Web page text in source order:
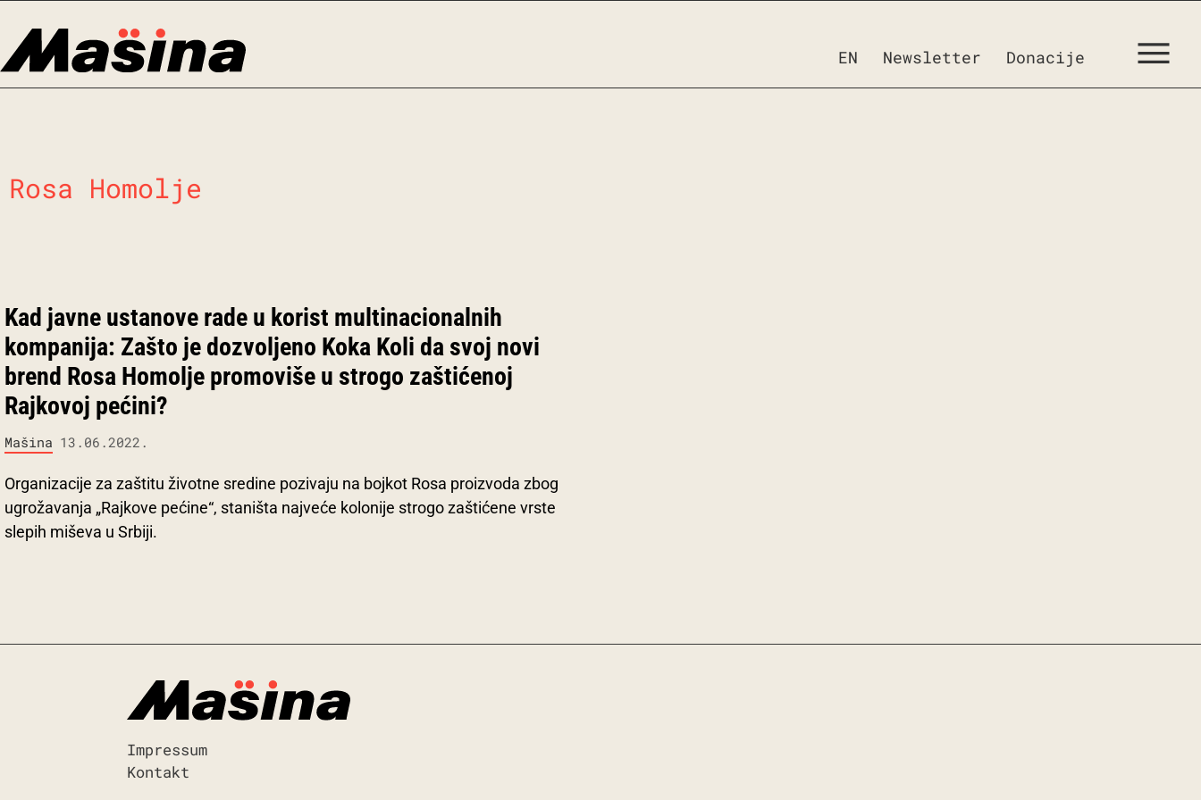
content
EN Newsletter Donacije
Rosa Homolje
Kad javne ustanove rade u korist multinacionalnih
kompanija: Zašto je dozvoljeno Koka Koli da svoj novi
brend Rosa Homolje promoviše u strogo zaštićenoj
Rajkovoj pećini?
Mašina 13.06.2022.
Organizacije za zaštitu životne sredine pozivaju na bojkot Rosa proizvoda zbog
ugrožavanja „Rajkove pećine“, staništa najveće kolonije strogo zaštićene vrste
slepih miševa u Srbiji.
Impressum
Kontakt